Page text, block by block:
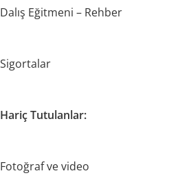
Dalış Eğitmeni – Rehber
Sigortalar
Hariç Tutulanlar:
Fotoğraf ve video